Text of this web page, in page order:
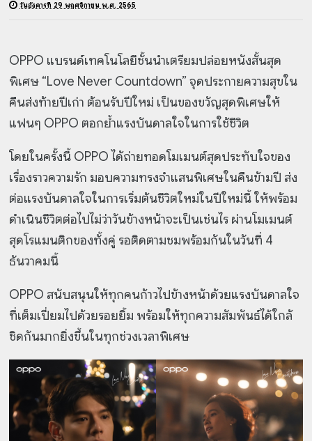
วันอังคารที่ 29 พฤศจิกายน พ.ศ. 2565
OPPO แบรนด์เทคโนโลยีชั้นนำเตรียมปล่อยหนังสั้นสุด
พิเศษ “Love Never Countdown” จุดประกายความสุขใน
คืนส่งท้ายปีเก่า ต้อนรับปีใหม่ เป็นของขวัญสุดพิเศษให้
แฟนๆ OPPO ตอกย้ำแรงบันดาลใจในการใช้ชีวิต
โดยในครั้งนี้ OPPO ได้ถ่ายทอดโมเมนต์สุดประทับใจของ
เรื่องราวความรัก มอบความทรงจำแสนพิเศษในคืนข้ามปี ส่ง
ต่อแรงบันดาลใจในการเริ่มต้นชีวิตใหม่ในปีใหม่นี้ ให้พร้อม
ดำเนินชีวิตต่อไปไม่ว่าวันข้างหน้าจะเป็นเช่นไร ผ่านโมเมนต์
สุดโรแมนติกของทั้งคู่ รอติดตามชมพร้อมกันในวันที่ 4
ธันวาคมนี้
OPPO สนับสนุนให้ทุกคนก้าวไปข้างหน้าด้วยแรงบันดาลใจ
ที่เต็มเปี่ยมไปด้วยรอยยิ้ม พร้อมให้ทุกความสัมพันธ์ได้ใกล้
ชิดกันมากยิ่งขึ้นในทุกช่วงเวลาพิเศษ